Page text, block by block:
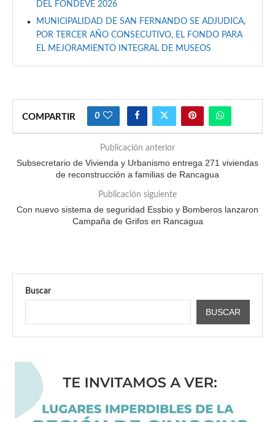
DEL FONDEVE 2026
MUNICIPALIDAD DE SAN FERNANDO SE ADJUDICA,
POR TERCER AÑO CONSECUTIVO, EL FONDO PARA
EL MEJORAMIENTO INTEGRAL DE MUSEOS
COMPARTIR 0
Publicación anterior
Subsecretario de Vivienda y Urbanismo entrega 271 viviendas
de reconstrucción a familias de Rancagua
Publicación siguiente
Con nuevo sistema de seguridad Essbio y Bomberos lanzaron
Campaña de Grifos en Rancagua
Buscar
BUSCAR